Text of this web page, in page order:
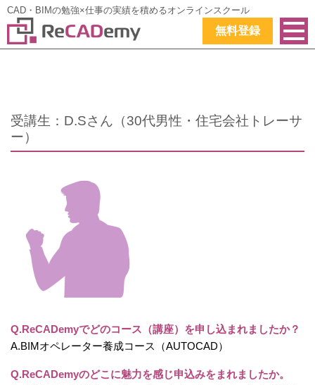
CAD・BIMの勉強×仕事の実績を積めるオンラインスクール
無料登録
受講生：D.Sさん（30代男性・住宅会社トレーサ
ー）
Q.ReCADemyでどのコース（講座）を申し込まれましたか？
A.BIMオペレーター養成コース（AUTOCAD）
Q.ReCADemyのどこに魅力を感じ申込みをまれましたか。